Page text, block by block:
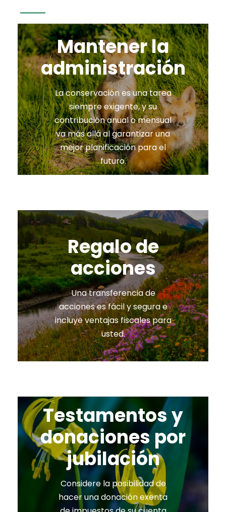
Mantener la
administración
La conservación es una tarea
siempre exigente, y su
contribución anual o mensual
va más allá al garantizar una
mejor planificación para el
futuro.
Regalo de
acciones
Una transferencia de
acciones es fácil y segura e
incluye ventajas fiscales para
usted.
Testamentos y
donaciones por
jubilación
Considere la posibilidad de
hacer una donación exenta